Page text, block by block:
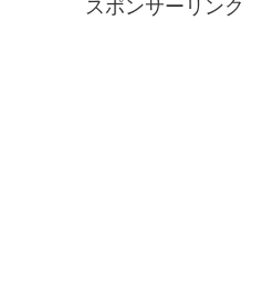
スポンサーリンク